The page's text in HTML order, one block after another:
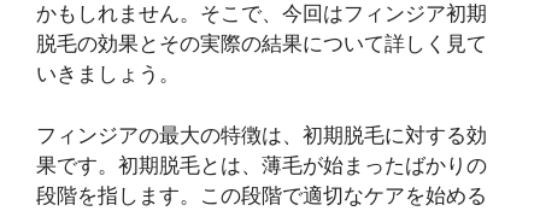
かもしれません。そこで、今回はフィンジア初期
脱毛の効果とその実際の結果について詳しく見て
いきましょう。
フィンジアの最大の特徴は、初期脱毛に対する効
果です。初期脱毛とは、薄毛が始まったばかりの
段階を指します。この段階で適切なケアを始める